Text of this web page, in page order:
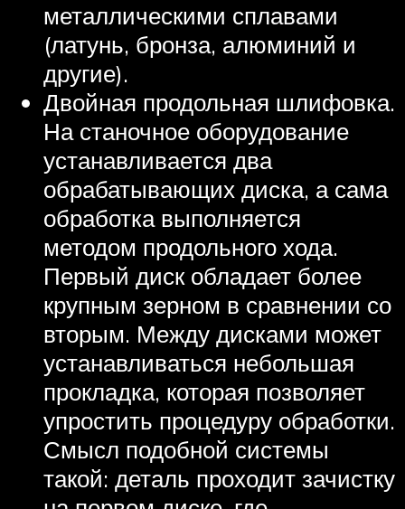
металлическими сплавами
(латунь, бронза, алюминий и
другие).
Двойная продольная шлифовка.
На станочное оборудование
устанавливается два
обрабатывающих диска, а сама
обработка выполняется
методом продольного хода.
Первый диск обладает более
крупным зерном в сравнении со
вторым. Между дисками может
устанавливаться небольшая
прокладка, которая позволяет
упростить процедуру обработки.
Смысл подобной системы
такой: деталь проходит зачистку